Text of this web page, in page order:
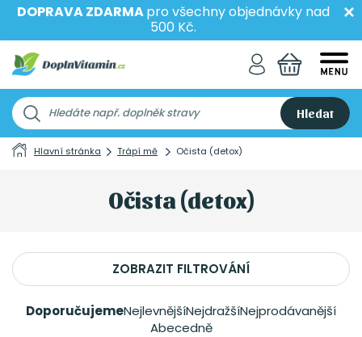
DOPRAVA ZDARMApro všechny objednávky nad
500 Kč.
Hledat
Hlavní stránka Trápí mě Očista (detox)
Očista (detox)
ZOBRAZIT FILTROVÁNÍ
DoporučujemeNejlevnějšíNejdražšíNejprodávanější
Abecedně